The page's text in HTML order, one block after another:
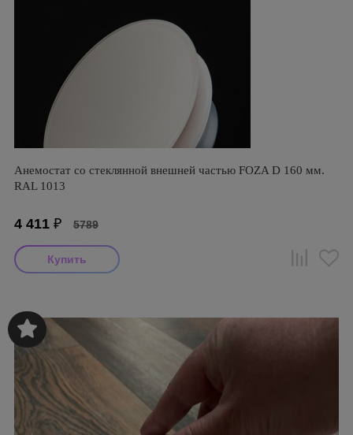
Анемостат со стеклянной внешней частью FOZA D 160 мм.
RAL 1013
4 411 ₽ 5789